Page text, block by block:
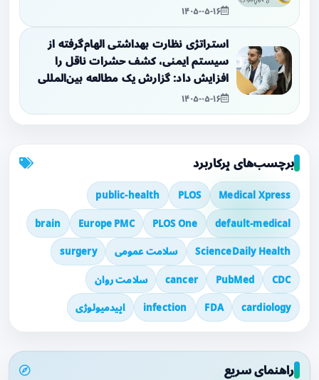
۱۴۰۵-۰۵-۱۶
استراتژی نظارت بهداشتی الهام‌گرفته از
سیستم ایمنی، کشف حشرات ناقل را
افزایش داد: گزارش یک مطالعه بین‌المللی
۱۴۰۵-۰۵-۱۶
برچسب‌های پرکاربرد
Medical Xpress
PLOS
public-health
default-medical
PLOS One
Europe PMC
brain
ScienceDaily Health سلامت عمومی surgery
CDC
PubMed
cancer سلامت روان
cardiology
FDA
infection اپیدمیولوژی
راهنمای سریع